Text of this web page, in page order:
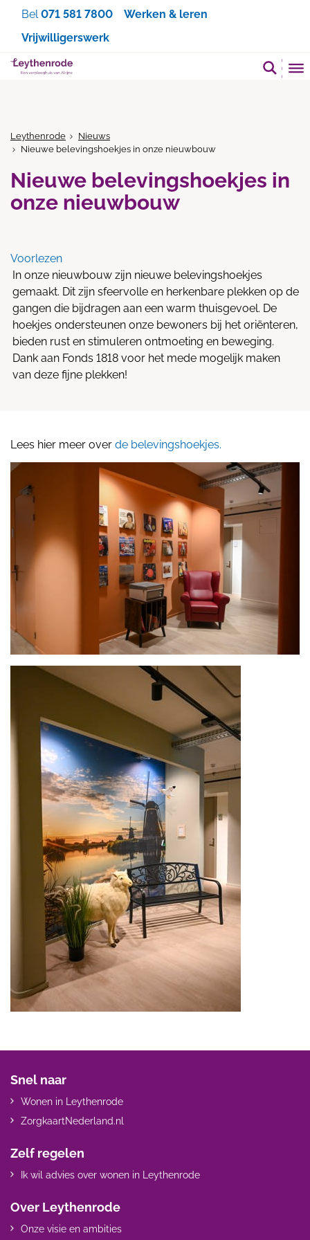
Bel071 581 7800
Werken & leren
Vrijwilligerswerk
Leythenrode
Nieuws
Nieuwe belevingshoekjes in onze nieuwbouw
Nieuwe belevingshoekjes in
onze nieuwbouw
Voorlezen
In onze nieuwbouw zijn nieuwe belevingshoekjes
gemaakt. Dit zijn sfeervolle en herkenbare plekken op de
gangen die bijdragen aan een warm thuisgevoel. De
hoekjes ondersteunen onze bewoners bij het oriënteren,
bieden rust en stimuleren ontmoeting en beweging.
Dank aan Fonds 1818 voor het mede mogelijk maken
van deze fijne plekken!
Lees hier meer over de belevingshoekjes.
Snel naar
Wonen in Leythenrode
ZorgkaartNederland.nl
Zelf regelen
Ik wil advies over wonen in Leythenrode
Over Leythenrode
Onze visie en ambities